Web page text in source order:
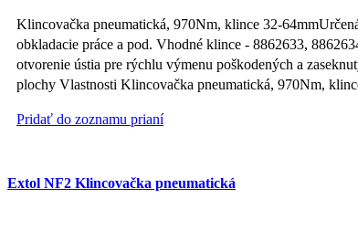
Klincovačka pneumatická, 970Nm, klince 32-
obkladacie práce a pod. Vhodné klince - 8862633,
otvorenie ústia pre rýchlu výmenu poškodených a
plochy Vlastnosti Klincovačka pneumatická, 970Nm,
Pridať do zoznamu prianí
Extol NF2 Klincovačka pneumatická